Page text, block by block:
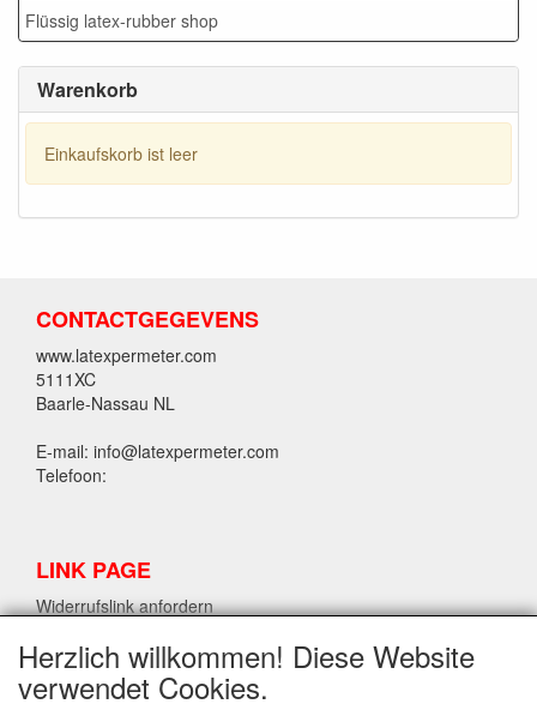
Flüssig latex-rubber shop
Warenkorb
Einkaufskorb ist leer
CONTACTGEGEVENS
www.latexpermeter.com
5111XC
Baarle-Nassau NL
E-mail: info@latexpermeter.com
Telefoon:
LINK PAGE
Widerrufslink anfordern
LPM LATEX INFORMATIONEN
Herzlich willkommen! Diese Website
verwendet Cookies.